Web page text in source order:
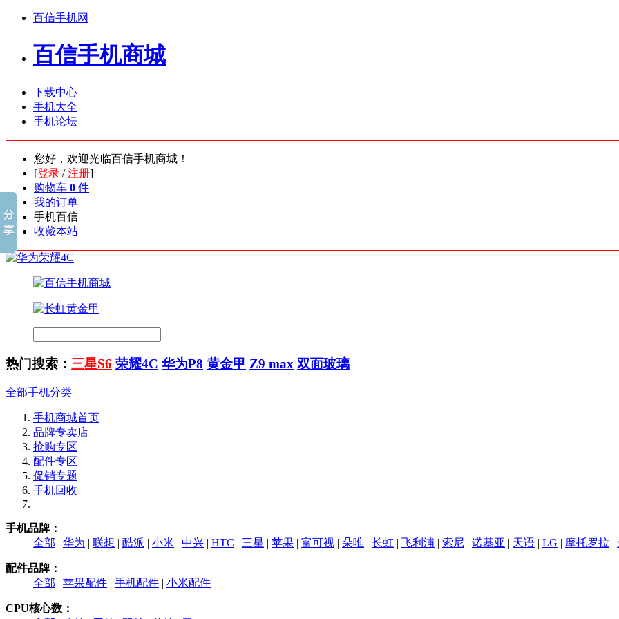
百信手机网
百信手机商城
下载中心
手机大全
手机论坛
您好，欢迎光临百信手机商城！
[登录 /注册]
购物车 0 件
我的订单
手机百信
收藏本站
热门搜索： 三星S6 荣耀4C 华为P8 黄金甲 Z9 max 双面玻璃
全部手机分类
手机商城首页
品牌专卖店
抢购专区
配件专区
促销专题
手机回收
手机品牌：
全部 | 华为 | 联想 | 酷派 | 小米 | 中兴 | HTC | 三星 | 苹果 | 富可视 | 朵唯 | 长虹 | 飞利浦 | 索尼 | 诺基亚 | 天语 | LG | 摩托罗拉 |
配件品牌：
全部 | 苹果配件 | 手机配件 | 小米配件
CPU核心数：